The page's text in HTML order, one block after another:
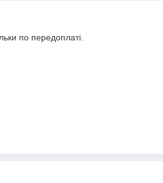
по передоплаті.